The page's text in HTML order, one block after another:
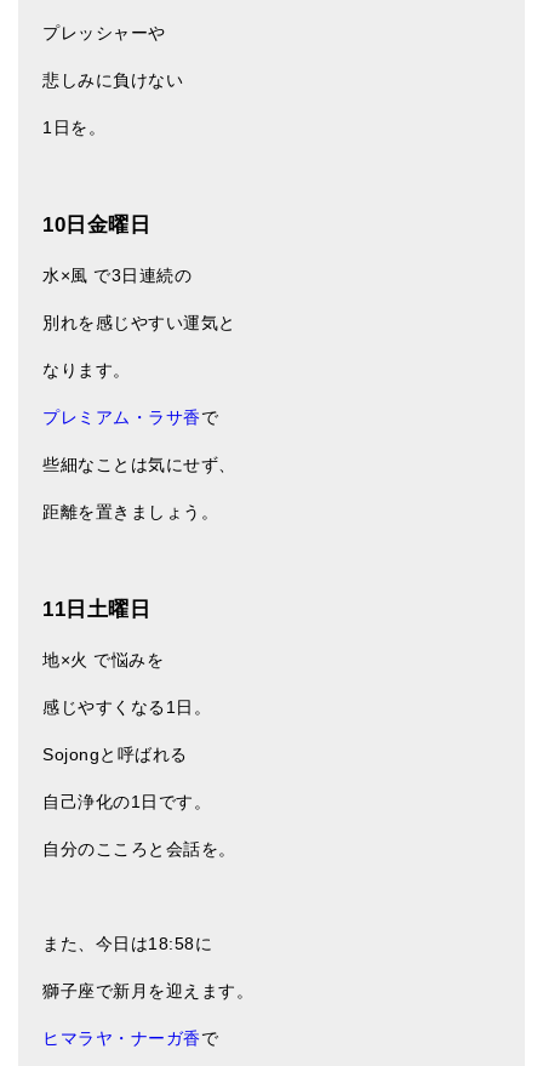
プレッシャーや
悲しみに負けない
1日を。
10日金曜日
水×風 で3日連続の
別れを感じやすい運気と
なります。
プレミアム・ラサ香で
些細なことは気にせず、
距離を置きましょう。
11日土曜日
地×火 で悩みを
感じやすくなる1日。
Sojongと呼ばれる
自己浄化の1日です。
自分のこころと会話を。
また、今日は18:58に
獅子座で新月を迎えます。
ヒマラヤ・ナーガ香で